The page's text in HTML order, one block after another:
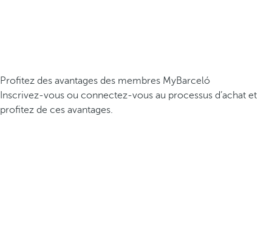
Profitez des avantages des membres MyBarceló
Inscrivez-vous ou connectez-vous au processus d’achat et
profitez de ces avantages.